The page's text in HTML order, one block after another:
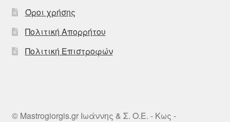
Όροι χρήσης
Πολιτική Απορρήτου
Πολιτική Επιστροφών
© Mastrogiorgis.gr Ιωάννης & Σ. Ο.Ε. - Κως -